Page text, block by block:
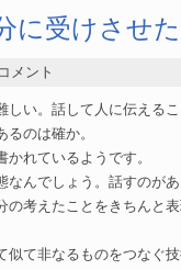
に受けさせ
メント
しい。話して人に伝える
のは確か。
れているようです。
なんでしょう。話すのが
考えたことをきちんと
て非なるものをつなぐ